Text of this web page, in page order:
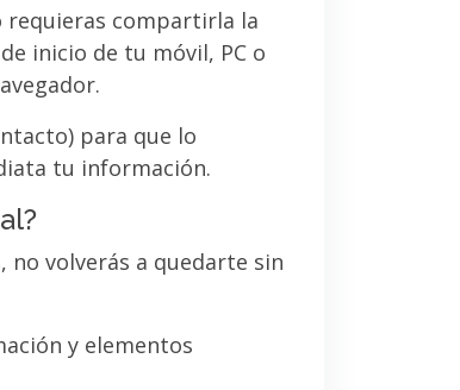
compartirla la
inicio de tu móvil, PC o
para que lo
tu información.
no volverás a quedarte sin
y elementos